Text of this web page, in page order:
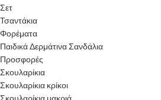
Σετ
Τσαντάκια
Φορέματα
Παιδικά Δερμάτινα Σανδάλια
Προσφορές
Σκουλαρίκια
Σκουλαρίκια κρίκοι
Σκουλαρίκια μακριά